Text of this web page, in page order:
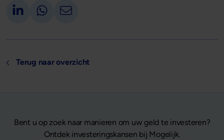
Deel op LinkedIn
Deel via Whatsapp
Deel via email
Terug naar overzicht
Bent u op zoek naar manieren om uw geld te investeren?
Ontdek investeringskansen bij Mogelijk.